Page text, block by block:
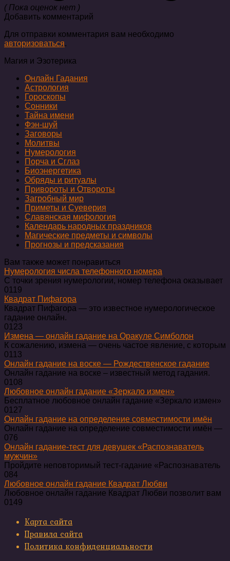
( Пока оценок нет )
Добавить комментарий
Для отправки комментария вам необходимо
авторизоваться.
Магия и Эзотерика
Онлайн Гадания
Астрология
Гороскопы
Сонники
Тайна имени
Фэн-шуй
Заговоры
Молитвы
Нумерология
Порча и Сглаз
Биоэнергетика
Обряды и ритуалы
Привороты и Отвороты
Загробный мир
Приметы и Суеверия
Славянская мифология
Календарь народных праздников
Магические предметы и символы
Прогнозы и предсказания
Вам также может понравиться
Нумерология числа телефонного номера
С точки зрения нумерологии, номер телефона оказывает
0119
Квадрат Пифагора
Квадрат Пифагора — это известное нумерологическое
гадание онлайн.
0123
Измена — онлайн гадание на Оракуле Симболон
К сожалению, измена — очень частое явление, с которым
0113
Онлайн гадание на воске — Рождественское гадание
Онлайн гадание на воске – известный метод гадания.
0108
Любовное онлайн гадание «Зеркало измен»
Бесплатное любовное онлайн гадание «Зеркало измен»
0127
Онлайн гадание на определение совместимости имён
Онлайн гадание на определение совместимости имён —
076
Онлайн гадание-тест для девушек «Распознаватель
мужчин»
Пройдите неповторимый тест-гадание «Распознаватель
084
Любовное онлайн гадание Квадрат Любви
Любовное онлайн гадание Квадрат Любви позволит вам
0149
Карта сайта
Правила сайта
Политика конфиденциальности